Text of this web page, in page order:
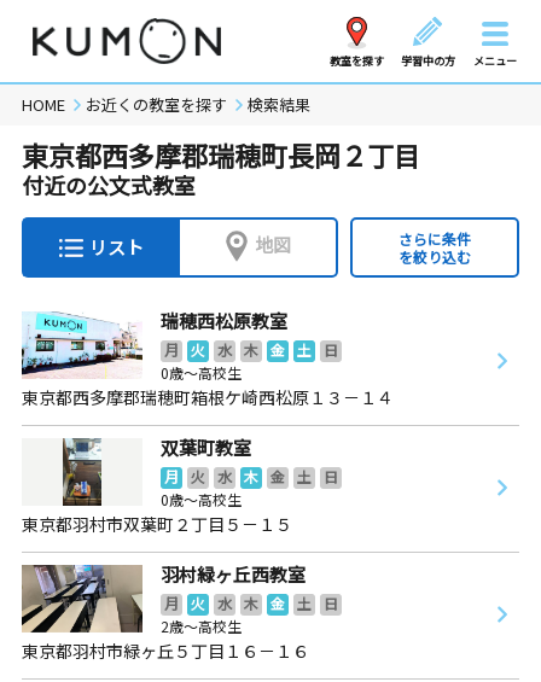
教室を探す 学習中の方 メニュー
HOME お近くの教室を探す 検索結果
東京都西多摩郡瑞穂町長岡２丁目
付近の公文式教室
リスト 地図
さらに条件
を絞り込む
瑞穂西松原教室
月 火 水 木 金 土
日
0歳～高校生
東京都西多摩郡瑞穂町箱根ケ崎西松原１３－１４
双葉町教室
月 火 水 木 金 土
日
0歳～高校生
東京都羽村市双葉町２丁目５－１５
羽村緑ヶ丘西教室
月 火 水 木 金 土
日
2歳～高校生
東京都羽村市緑ヶ丘５丁目１６－１６